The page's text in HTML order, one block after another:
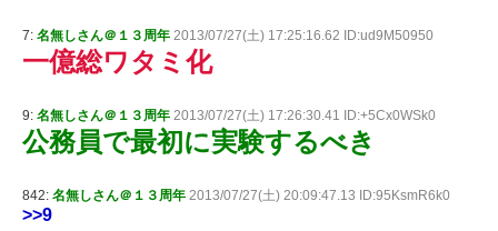
7: 名無しさん＠１３周年 2013/07/27(土) 17:25:16.62 ID:ud9M50950
一億総ワタミ化
9: 名無しさん＠１３周年 2013/07/27(土) 17:26:30.41 ID:+5Cx0WSk0
公務員で最初に実験するべき
842: 名無しさん＠１３周年 2013/07/27(土) 20:09:47.13 ID:95KsmR6k0
>>9